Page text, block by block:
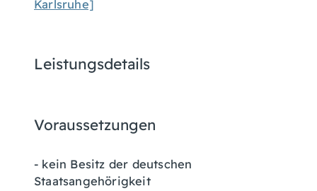
Karlsruhe]
Leistungsdetails
Voraussetzungen
- kein Besitz der deutschen
Staatsangehörigkeit